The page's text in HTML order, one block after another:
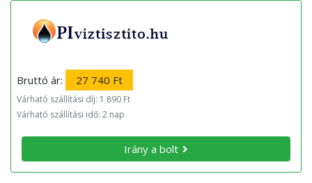
Bruttó ár: 27 740 Ft
Várható szállítási díj: 1 890 Ft
Várható szállítási idő: 2 nap
Irány a bolt